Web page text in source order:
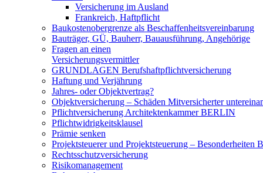
Versicherung im Ausland
Frankreich, Haftpflicht
Baukostenobergrenze als Beschaffenheits­vereinbarung
Bauträger, GÜ, Bauherr, Bauausführung, Angehörige
Fragen an einen
Versicherungsvermittler
GRUNDLAGEN Berufshaftpflichtversicherung
Haftung und Verjährung
Jahres- oder Objektvertrag?
Objektversicherung – Schäden Mitversicherter
Pflichtversicherung Architektenkammer BERLIN
Pflichtwidrigkeitsklausel
Prämie senken
Projektsteuerer und Projektsteuerung – Besonderheiten
Rechtsschutzversicherung
Risikomanagement